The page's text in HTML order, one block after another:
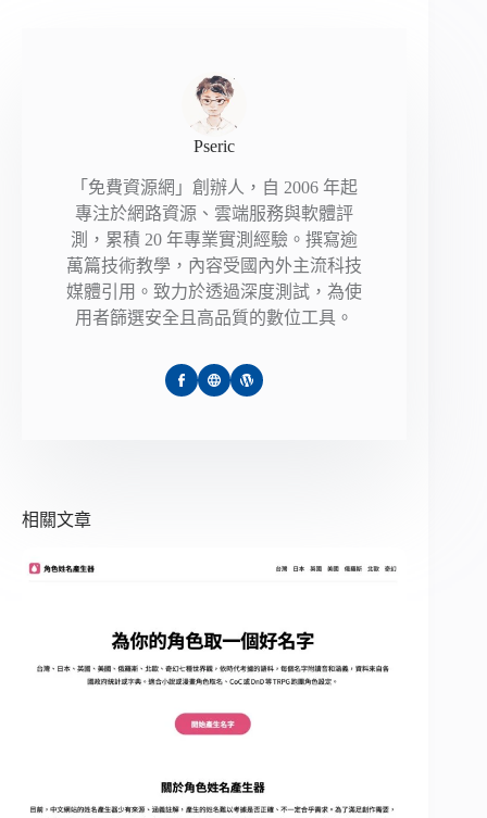
Pseric
「免費資源網」創辦人，自 2006 年起
專注於網路資源、雲端服務與軟體評
測，累積 20 年專業實測經驗。撰寫逾
萬篇技術教學，內容受國內外主流科技
媒體引用。致力於透過深度測試，為使
用者篩選安全且高品質的數位工具。
相關文章